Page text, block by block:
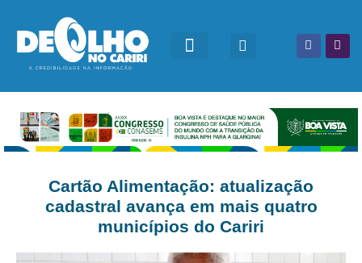
Cartão Alimentação: atualização
cadastral avança em mais quatro
municípios do Cariri